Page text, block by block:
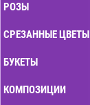
Как
заказ?
РОЗЫ
СРЕЗАННЫЕ ЦВЕТЫ
БУКЕТЫ
КОМПОЗИЦИИ